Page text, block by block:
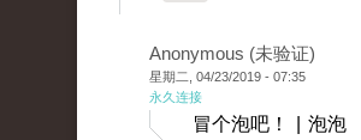
Anonymous (未验证)
星期二, 04/23/2019 - 07:35
永久连接
冒个泡吧！ | 泡泡